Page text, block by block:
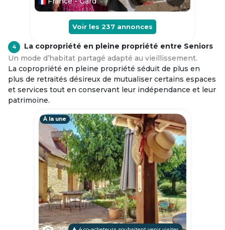
Voir les 237 annonces
4
La copropriété en pleine propriété entre Seniors
Un mode d’habitat partagé adapté au vieillissement.
La copropriété en pleine propriété séduit de plus en
plus de retraités désireux de mutualiser certains espaces
et services tout en conservant leur indépendance et leur
patrimoine.
À la une